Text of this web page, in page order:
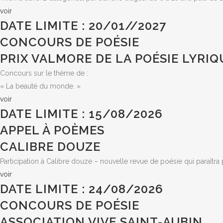
voir
DATE LIMITE : 20/01//2027
CONCOURS DE POÉSIE
PRIX VALMORE DE LA POÉSIE
Concours sur le thème de :
« La beauté du monde. »
voir
DATE LIMITE : 15/08/2026
APPEL À POÈMES
CALIBRE DOUZE
Participation à Calibre douze – nouvelle revue de poésie qui
voir
DATE LIMITE : 24/08/2026
CONCOURS DE POÉSIE